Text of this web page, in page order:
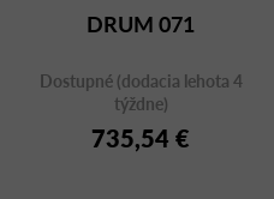
DRUM 071
Dostupné (dodacia lehota 4
týždne)
735,54 €